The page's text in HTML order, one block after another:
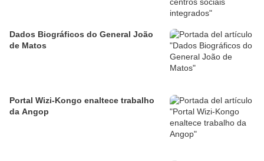
Dados Biográficos do General João
de Matos
Portal Wizi-Kongo enaltece trabalho
da Angop